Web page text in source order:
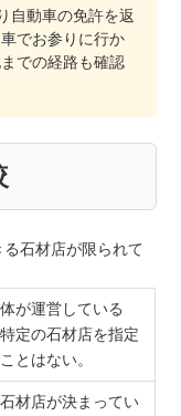
自動車の免許を返
でお参りに行か
での経路も確認
石材店が限られて
が運営している
定の石材店を指定
とはない。
材店が決まってい